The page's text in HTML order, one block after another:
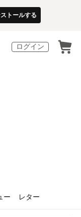
トールする
ログイン
ー レター